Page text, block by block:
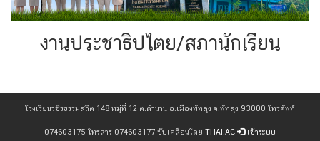
งานประชาธิปไตย/สภานักเรียน
โรงเรียนวชิรธรรมสถิต 148 หมู่ที่ 12 ต.ตำนาน อ.เมืองพัทลุง จ.พัทลุง 93000 โทรศัพท์
074603175 โทรสาร 074603177 ขับเคลื่อนโดย THAI.AC เข้าระบบ